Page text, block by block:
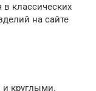
в классических
на сайте
круглыми.